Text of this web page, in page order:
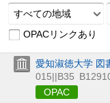
すべての地域
OPACリンクあり
愛知淑徳大学 図
015||B35
OPAC